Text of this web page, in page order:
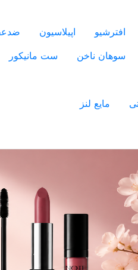
افترشیو
اپیلاسیون
سوهان ناخن
ست مانیکور
مایع لنز